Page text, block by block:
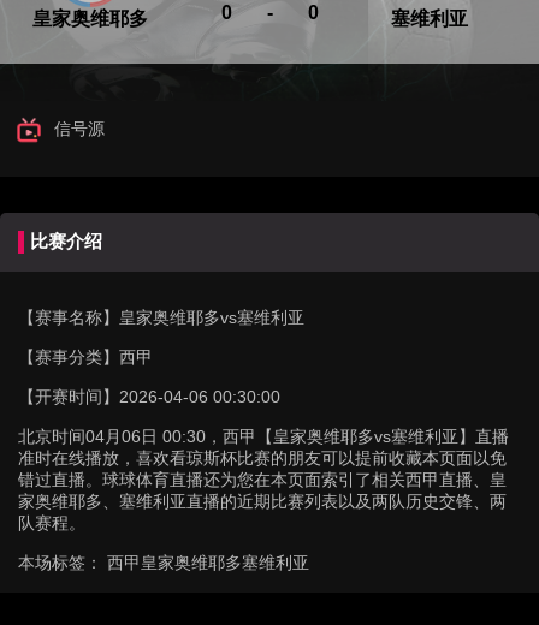
皇家奥维耶多 0 - 0 塞维利亚
信号源
比赛介绍
【赛事名称】 皇家奥维耶多vs塞维利亚
【赛事分类】 西甲
【开赛时间】 2026-04-06 00:30:00
北京时间04月06日 00:30，西甲【皇家奥维耶多vs塞维利亚】直播
准时在线播放，喜欢看琼斯杯比赛的朋友可以提前收藏本页面以免
错过直播。球球体育直播还为您在本页面索引了相关西甲直播、皇
家奥维耶多、塞维利亚直播的近期比赛列表以及两队历史交锋、两
队赛程。
本场标签： 西甲皇家奥维耶多塞维利亚